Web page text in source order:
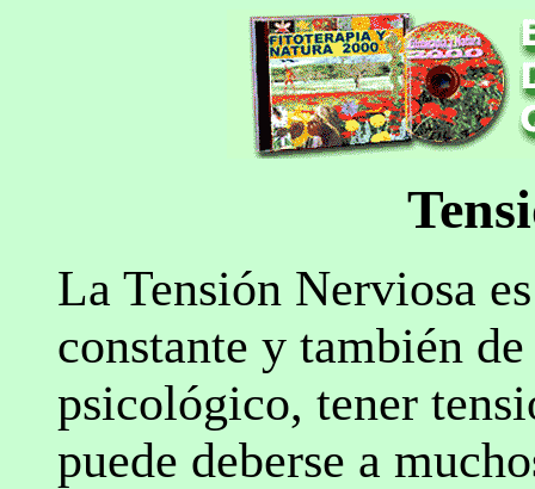
La Tensión Nerviosa
constante y también
psicológico, tener
puede deberse a